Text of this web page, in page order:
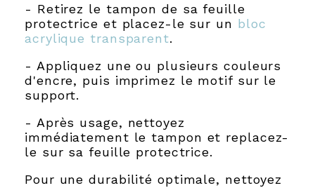
- Retirez le tampon de sa feuille
protectrice et placez-le sur un bloc
acrylique transparent.
- Appliquez une ou plusieurs couleurs
d'encre, puis imprimez le motif sur le
support.
- Après usage, nettoyez
immédiatement le tampon et replacez-
le sur sa feuille protectrice.
Pour une durabilité optimale, nettoyez